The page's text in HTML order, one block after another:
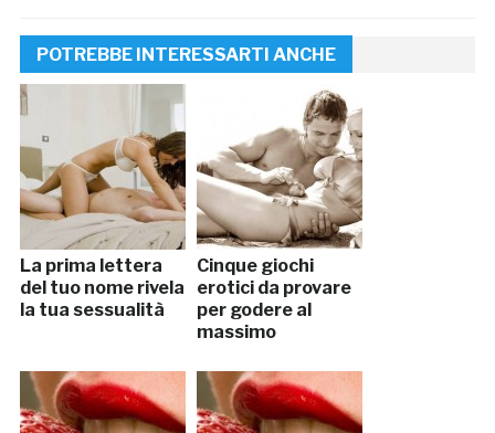
POTREBBE INTERESSARTI ANCHE
La prima lettera
del tuo nome rivela
la tua sessualità
Cinque giochi
erotici da provare
per godere al
massimo